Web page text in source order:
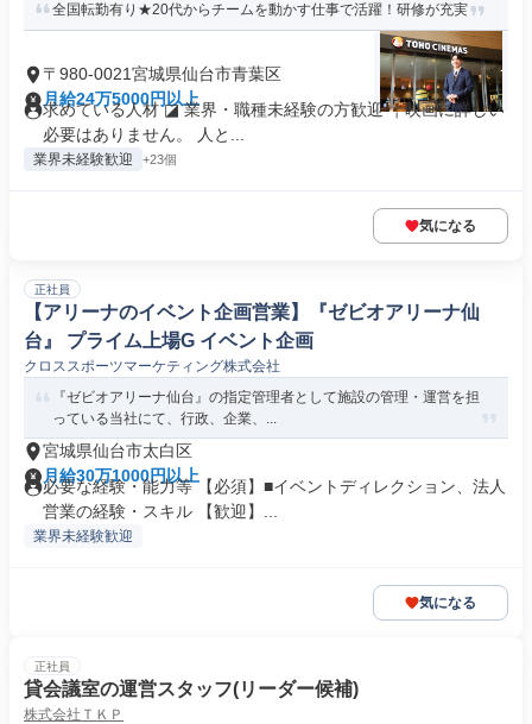
全国転勤有り★20代からチームを動かす仕事で活躍！研修が充実
〒980-0021宮城県仙台市青葉区
月給24万5000円以上
求めている人材 ◪ 業界・職種未経験の方歓迎 ￤映画に詳しい
必要はありません。 人と...
業界未経験歓迎 +23個
気になる
正社員
【アリーナのイベント企画営業】『ゼビオアリーナ仙
台』 プライム上場G イベント企画
クロススポーツマーケティング株式会社
『ゼビオアリーナ仙台』の指定管理者として施設の管理・運営を担
っている当社にて、行政、企業、...
宮城県仙台市太白区
月給30万1000円以上
必要な経験・能力等 【必須】■イベントディレクション、法人
営業の経験・スキル 【歓迎】...
業界未経験歓迎
気になる
正社員
貸会議室の運営スタッフ(リーダー候補)
株式会社ＴＫＰ